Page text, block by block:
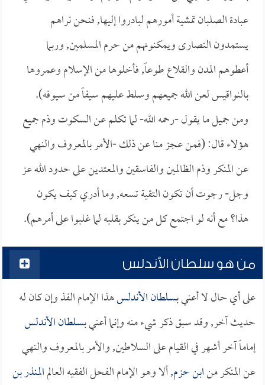
عبادة الصلبان تمشية أمورهم لبادروا إليها, فنحن نراهم
يستمدون النصارى ويمكنونهم من حرم المسلمين, وربما
أعطوهم المدن والقلاع طوعاً, فأخلوها من الإسلام وعمروها
بالنواقيس لعن الله جميعهم وسلط عليهم سيفاً من سيوفه).
ومن جميل ما يقول -رحمه الله- لما تكلم عن السكوت وذم جميع
هؤلاء قال: (فمن عجز منا عن ذلك -الأمر بالمعروف والنهي
عن المنكر وذم الظالمين والفاسقين والمعتدين على حدود الله عز
وجل- رجوت أن تكون التقية تسعه, وما أدري كيف يكون
هذا؟ مع أنه لو اجتمع كل من ينكر بقلبه لما غلبوا على أمرهم).
من هو سلطان الأندلس
على أي حال لا أعني بـسلطان الأندلسهذا الإمام الفذ وإن كان له
حديث آخر, وقد سبق ذكر شيء منه وإنما أعني بـسلطان الأندلس
إماماً آخر أشهر في القيام على السلاطين, والأمر بالمعروف والنهي
عن المنكر منابن حزم, ألا وهو الإمام الفحل الفقيه العالمالمنذر بن